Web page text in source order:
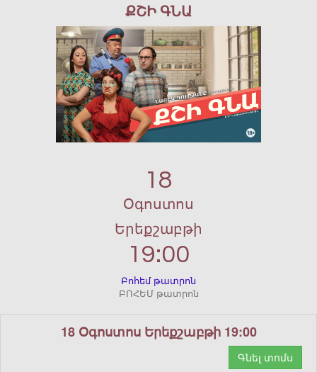
ՔՇԻ ԳՆԱ
18
Օգոստոս
Երեքշաբթի
19:00
Բոհեմ թատրոն
ԲՈՀԵՄ թատրոն
18 Օգոստոս Երեքշաբթի 19:00
Գնել տոմս